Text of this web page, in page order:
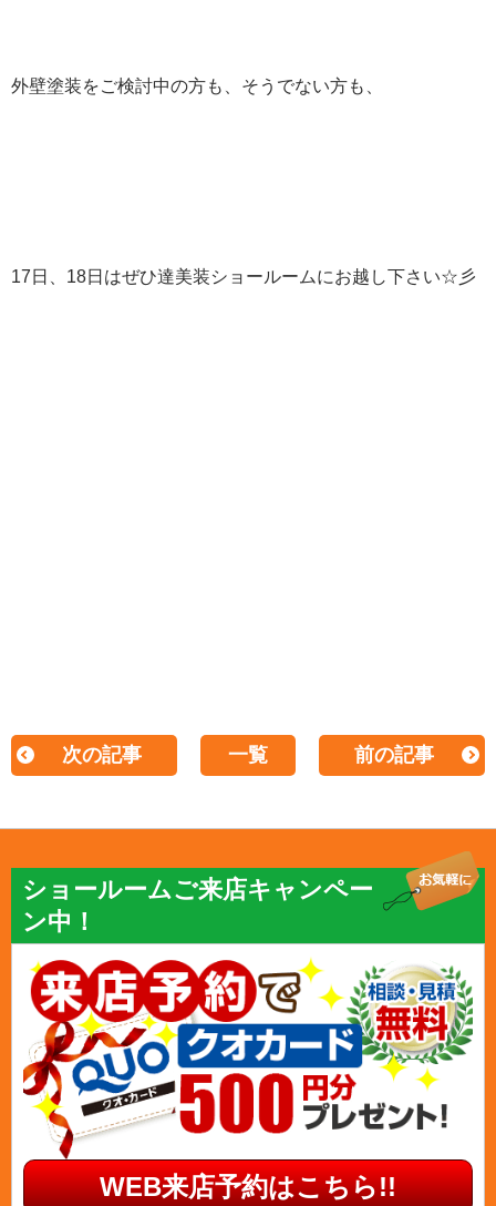
外壁塗装をご検討中の方も、そうでない方も、
17日、18日はぜひ達美装ショールームにお越し下さい☆彡
次の記事 一覧 前の記事
ショールームご来店キャンペー
ン中！
WEB来店予約はこちら!!